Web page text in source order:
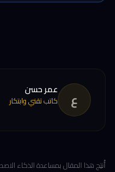
ع عمر حسن
كاتب تقني وابتكار
أُنتِج هذا المقال بمساعدة الذكاء